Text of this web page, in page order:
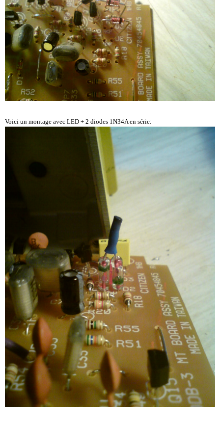
Voici un montage avec LED + 2 diodes 1N34A en série: